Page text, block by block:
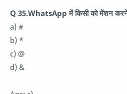
Q 35.WhatsApp में किसी को मेंशन करने
a) #
b) *
c) @
d) &